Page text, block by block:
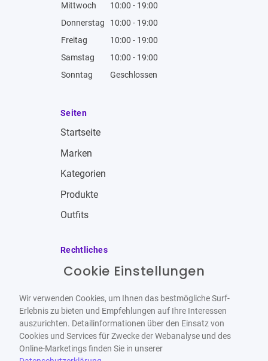
Mittwoch
10:00 - 19:00
Donnerstag
10:00 - 19:00
Freitag
10:00 - 19:00
Samstag
10:00 - 19:00
Sonntag
Geschlossen
Seiten
Startseite
Marken
Kategorien
Produkte
Outfits
Rechtliches
Impressum
Datenschutzbestimmungen
Widerrufsbelehrung
Cookie Einstellungen
Wir verwenden Cookies, um Ihnen das bestmögliche Surf-
Erlebnis zu bieten und Empfehlungen auf Ihre Interessen
auszurichten. Detailinformationen über den Einsatz von
Cookies und Services für Zwecke der Webanalyse und des
Online-Marketings finden Sie in unserer